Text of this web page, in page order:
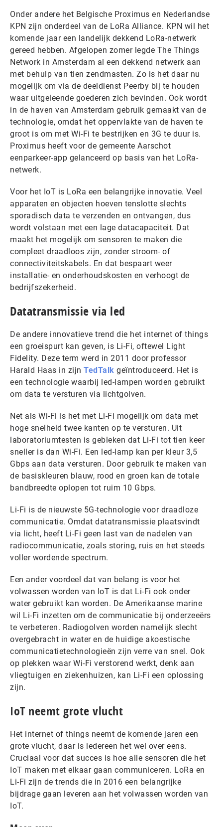
Onder andere het Belgische Proximus en Nederlandse
KPN zijn onderdeel van de LoRa Alliance. KPN wil het
komende jaar een landelijk dekkend LoRa-netwerk
gereed hebben. Afgelopen zomer legde The Things
Network in Amsterdam al een dekkend netwerk aan
met behulp van tien zendmasten. Zo is het daar nu
mogelijk om via de deeldienst Peerby bij te houden
waar uitgeleende goederen zich bevinden. Ook wordt
in de haven van Amsterdam gebruik gemaakt van de
technologie, omdat het oppervlakte van de haven te
groot is om met Wi-Fi te bestrijken en 3G te duur is.
Proximus heeft voor de gemeente Aarschot
eenparkeer-app gelanceerd op basis van het LoRa-
netwerk.
Voor het IoT is LoRa een belangrijke innovatie. Veel
apparaten en objecten hoeven tenslotte slechts
sporadisch data te verzenden en ontvangen, dus
wordt volstaan met een lage datacapaciteit. Dat
maakt het mogelijk om sensoren te maken die
compleet draadloos zijn, zonder stroom- of
connectiviteitskabels. En dat bespaart weer
installatie- en onderhoudskosten en verhoogt de
bedrijfszekerheid.
Datatransmissie via led
De andere innovatieve trend die het internet of things
een groeispurt kan geven, is Li-Fi, oftewel Light
Fidelity. Deze term werd in 2011 door professor
Harald Haas in zijn TedTalk geïntroduceerd. Het is
een technologie waarbij led-lampen worden gebruikt
om data te versturen via lichtgolven.
Net als Wi-Fi is het met Li-Fi mogelijk om data met
hoge snelheid twee kanten op te versturen. Uit
laboratoriumtesten is gebleken dat Li-Fi tot tien keer
sneller is dan Wi-Fi. Een led-lamp kan per kleur 3,5
Gbps aan data versturen. Door gebruik te maken van
de basiskleuren blauw, rood en groen kan de totale
bandbreedte oplopen tot ruim 10 Gbps.
Li-Fi is de nieuwste 5G-technologie voor draadloze
communicatie. Omdat datatransmissie plaatsvindt
via licht, heeft Li-Fi geen last van de nadelen van
radiocommunicatie, zoals storing, ruis en het steeds
voller wordende spectrum.
Een ander voordeel dat van belang is voor het
volwassen worden van IoT is dat Li-Fi ook onder
water gebruikt kan worden. De Amerikaanse marine
wil Li-Fi inzetten om de communicatie bij onderzeeërs
te verbeteren. Radiogolven worden namelijk slecht
overgebracht in water en de huidige akoestische
communicatietechnologieën zijn verre van snel. Ook
op plekken waar Wi-Fi verstorend werkt, denk aan
vliegtuigen en ziekenhuizen, kan Li-Fi een oplossing
zijn.
IoT neemt grote vlucht
Het internet of things neemt de komende jaren een
grote vlucht, daar is iedereen het wel over eens.
Cruciaal voor dat succes is hoe alle sensoren die het
IoT maken met elkaar gaan communiceren. LoRa en
Li-Fi zijn de trends die in 2016 een belangrijke
bijdrage gaan leveren aan het volwassen worden van
IoT.